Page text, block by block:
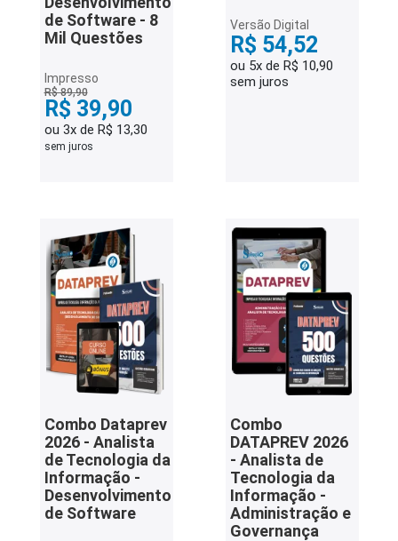
de Software - 8
Mil Questões
Impresso
R$ 89,90
R$ 39,90
ou 3x de R$ 13,30
sem juros
Versão Digital
R$ 54,52
ou 5x de R$ 10,90
sem juros
Combo Dataprev
2026 - Analista
de Tecnologia da
Informação -
Desenvolvimento
de Software
Combo
DATAPREV 2026
- Analista de
Tecnologia da
Informação -
Administração e
Governança